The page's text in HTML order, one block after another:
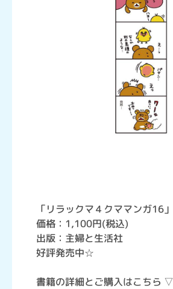
「リラックマ４クママンガ16」
価格：1,100円(税込)
出版：主婦と生活社
好評発売中☆
書籍の詳細とご購入はこちら ▽